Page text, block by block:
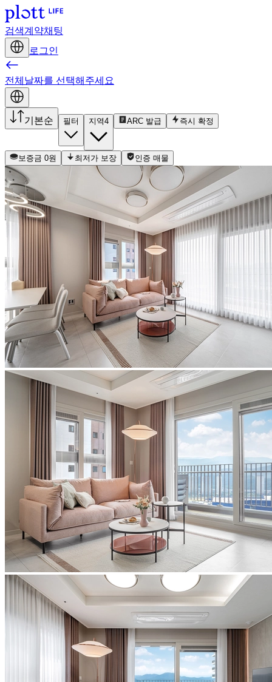
검색계약채팅
로그인
전체 날짜를 선택해주세요
기본순 필터 지역4 ARC 발급 즉시 확정
보증금 0원 최저가 보장 인증 매물